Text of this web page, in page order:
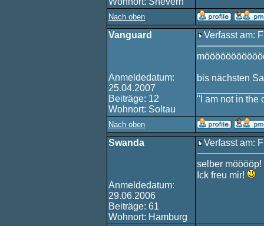
Nach oben
Vanguard
Anmeldedatum:
25.04.2007
Beiträge: 12
Wohnort: Soltau
Verfasst am:
bis nächsten
"I am not in the
Nach oben
Swanda
Anmeldedatum:
29.06.2006
Beiträge: 61
Wohnort: Hamburg
Verfasst am:
selber mööööp!
Ick freu mir!